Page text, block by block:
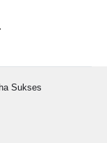
Sukses